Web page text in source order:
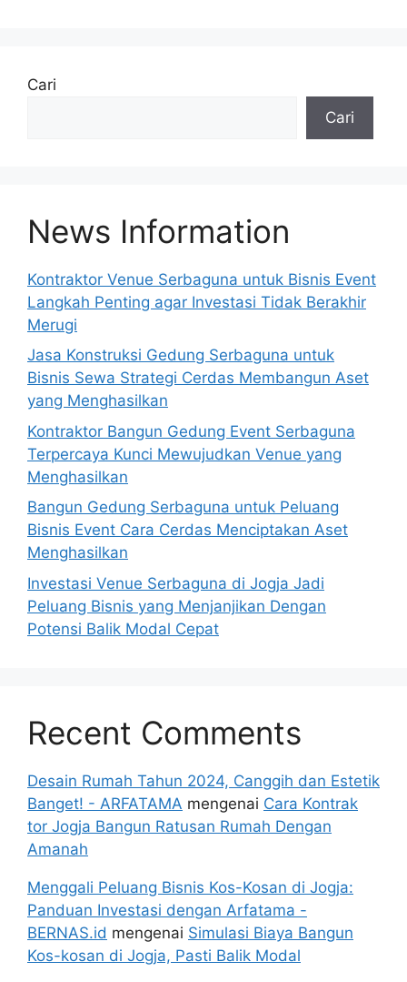
e
v
e
Cari
Cari
News Information
Kontraktor Venue Serbaguna untuk Bisnis Event
Langkah Penting agar Investasi Tidak Berakhir
Merugi
Jasa Konstruksi Gedung Serbaguna untuk
Bisnis Sewa Strategi Cerdas Membangun Aset
yang Menghasilkan
Kontraktor Bangun Gedung Event Serbaguna
Terpercaya Kunci Mewujudkan Venue yang
Menghasilkan
Bangun Gedung Serbaguna untuk Peluang
Bisnis Event Cara Cerdas Menciptakan Aset
Menghasilkan
Investasi Venue Serbaguna di Jogja Jadi
Peluang Bisnis yang Menjanjikan Dengan
Potensi Balik Modal Cepat
Recent Comments
Desain Rumah Tahun 2024, Canggih dan Estetik
Banget! - ARFATAMA mengenai Cara Kontrak
tor Jogja Bangun Ratusan Rumah Dengan
Amanah
Menggali Peluang Bisnis Kos-Kosan di Jogja:
Panduan Investasi dengan Arfatama -
BERNAS.id mengenai Simulasi Biaya Bangun
Kos-kosan di Jogja, Pasti Balik Modal